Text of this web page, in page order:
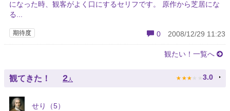
になった時、観客がよく口にするセリフです。 原作から芝居にな
る...
期待度 0 2008/12/29 11:23
観たい！一覧へ
観てきた！ 2 人 ★ ★ ★ ★ ★ 3.0
せり（5）